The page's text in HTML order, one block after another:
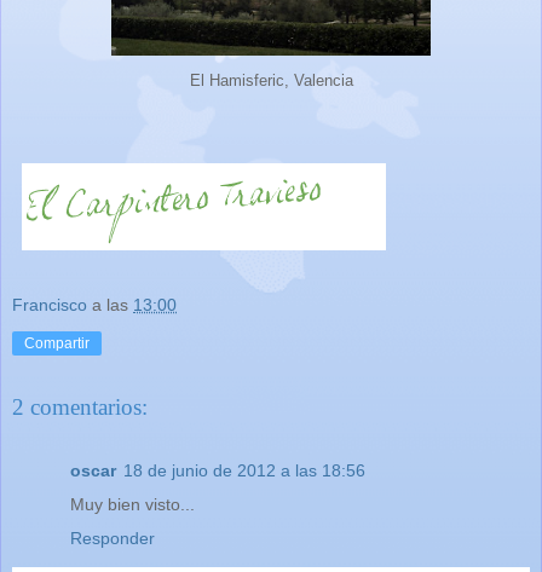
El Hamisferic, Valencia
Francisco a las 13:00
Compartir
2 comentarios:
oscar 18 de junio de 2012 a las 18:56
Muy bien visto...
Responder